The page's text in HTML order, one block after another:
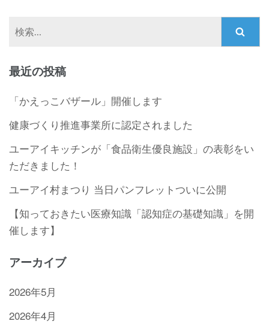
最近の投稿
「かえっこバザール」開催します
健康づくり推進事業所に認定されました
ユーアイキッチンが「食品衛生優良施設」の表彰をい
ただきました！
ユーアイ村まつり 当日パンフレットついに公開
【知っておきたい医療知識「認知症の基礎知識」を開
催します】
アーカイブ
2026年5月
2026年4月